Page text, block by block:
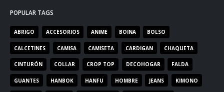
POPULAR TAGS
ABRIGO ACCESORIOS ANIME BOINA BOLSO
CALCETINES CAMISA CAMISETA CARDIGAN CHAQUETA
CINTURÓN COLLAR CROP TOP DECOHOGAR FALDA
GUANTES HANBOK HANFU HOMBRE JEANS KIMONO